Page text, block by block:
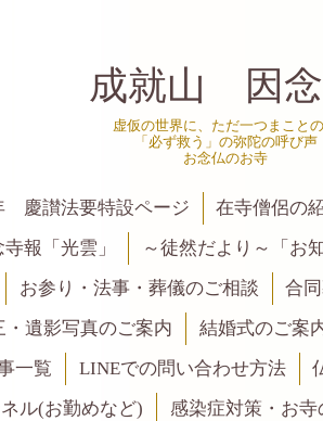
成就山 因
虚仮の世界に、ただ一つまこと
「必ず救う」の弥陀の呼び声
お念仏のお寺
慶讃法要特設ページ 在寺僧侶の
寺報「光雲」 ～徒然だより～「お
お参り・法事・葬儀のご相談 合
・遺影写真のご案内
結婚式のご案
一覧 LINEでの問い合わせ方法
ル(お勤めなど)
感染症対策・お寺